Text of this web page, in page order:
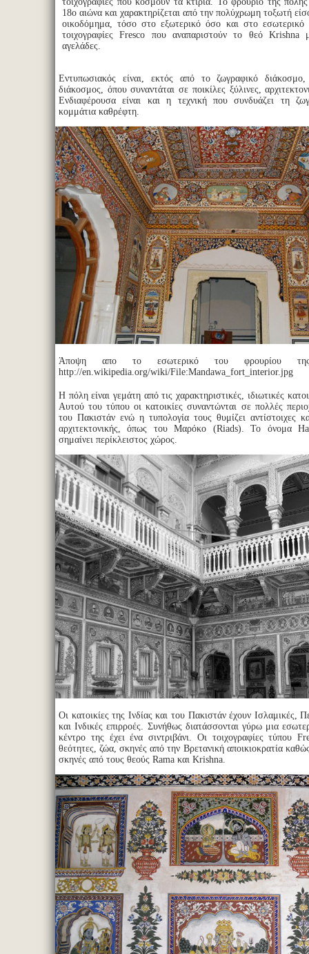
18ο αιώνα και χαρακτηρίζεται από την πολύχρωμη τοξωτή
οικοδόμημα, τόσο στο εξωτερικό όσο και στο εσωτερικό
τοιχογραφίες Fresco που αναπαριστούν το θεό Krishna
αγελάδες.
Εντυπωσιακός είναι, εκτός από το ζωγραφικό
διάκοσμος, όπου συναντάται σε ποικίλες ξύλινες,
Ενδιαφέρουσα είναι και η τεχνική που συνδυάζει τη
κομμάτια καθρέφτη.
Άποψη απο το εσωτερικό του φρουρίου
http://en.wikipedia.org/wiki/File:Mandawa_fort_interior.jpg
Η πόλη είναι γεμάτη από τις χαρακτηριστικές, ιδιωτικές
Αυτού του τύπου οι κατοικίες συναντώνται σε πολλές
του Πακιστάν ενώ η τυπολογία τους θυμίζει αντίστοιχες
αρχιτεκτονικής, όπως του Μαρόκο (Riads). Το όνομα
σημαίνει περίκλειστος χώρος.
Οι κατοικίες της Ινδίας και του Πακιστάν έχουν Ισλαμικές,
και Ινδικές επιρροές. Συνήθως διατάσσονται γύρω μια
κέντρο της έχει ένα σιντριβάνι. Οι τοιχογραφίες τύπου
θεότητες, ζώα, σκηνές από την Βρετανική αποικιοκρατία
σκηνές από τους θεούς Rama και Krishna.